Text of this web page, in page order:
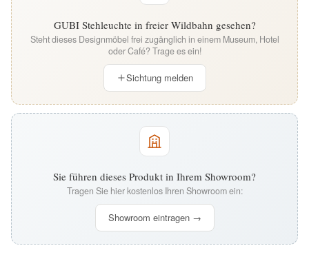
GUBI Stehleuchte in freier Wildbahn gesehen?
Steht dieses Designmöbel frei zugänglich in einem Museum, Hotel
oder Café? Trage es ein!
Sichtung melden
Sie führen dieses Produkt in Ihrem Showroom?
Tragen Sie hier kostenlos Ihren Showroom ein:
Showroom eintragen →